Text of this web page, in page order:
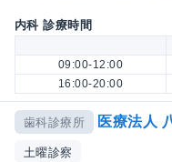
内科 診療時間
09:00-12:00
16:00-20:00
歯科診療所 医療法人
土曜診察